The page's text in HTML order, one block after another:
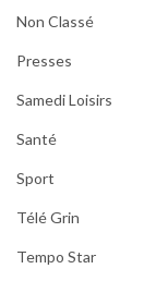
Non Classé
Presses
Samedi Loisirs
Santé
Sport
Télé Grin
Tempo Star